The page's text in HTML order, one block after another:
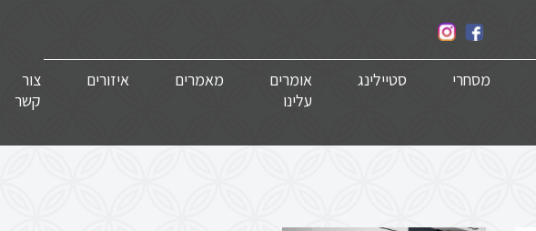
מסחרי סטיילינג
אומרים
עלינו
מאמרים איזורים
צור
קשר